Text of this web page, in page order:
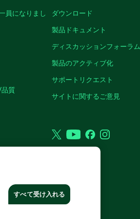
員になりまし
質
ダウンロード
製品ドキュメント
ディスカッションフォーラム
製品のアクティブ化
サポートリクエスト
サイトに関するご意見
TwitterYouTubeFacebookInstagram
すべて受け入れる